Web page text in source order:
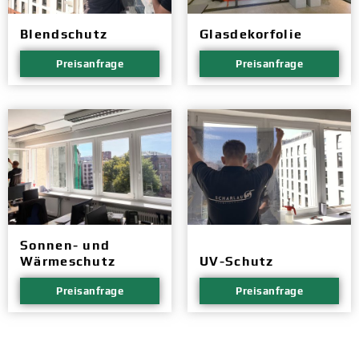
Blendschutz
Preisanfrage
Glasdekorfolie
Preisanfrage
Sonnen- und
Wärmeschutz
Preisanfrage
UV-Schutz
Preisanfrage